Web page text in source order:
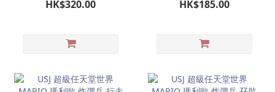
HK$320.00
環球影城限定
HK$185.00